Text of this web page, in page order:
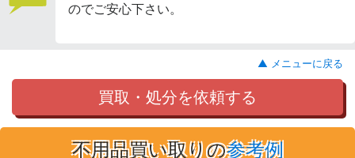
のでご安心下さい。
▲ メニューに戻る
買取・処分を依頼する
不用品買い取りの参考例